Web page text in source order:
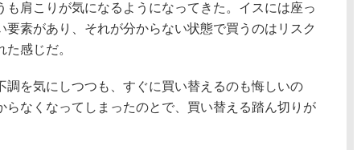
も肩こりが気になるようになってきた。イスには座っ
要素があり、それが分からない状態で買うのはリスク
感じだ。
を気にしつつも、すぐに買い替えるのも悔しいの
らなくなってしまったのとで、買い替える踏ん切りが